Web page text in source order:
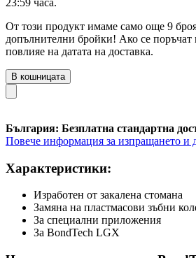
От този продукт имаме само още 9
допълнителни бройки! Ако се поръчат
повлияе на датата на доставка.
В кошницата
България: Безплатна стандартна
Повече информация за изпращането и
Характеристики:
Изработен от закалена стомана
Замяна на пластмасови зъбни
За специални приложения
За BondTech LGX